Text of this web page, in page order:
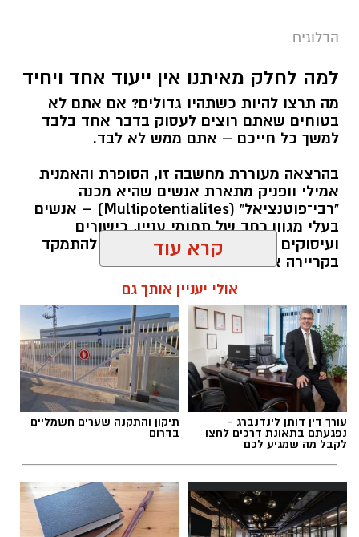
הבלוגים
למה לחלק מאיתנו אין ייעוד אחד ויחיד
מה תרצו להיות כשתהיו גדולים? אם אתם לא
בטוחים שאתם רוצים לעסוק בדבר אחד בלבד
למשך כל חייכם – אתם ממש לא לבד.
בהרצאה מעוררת מחשבה זו, הסופרת והאמנית
אמילי וופניק מתארת אנשים שהיא מכנה
"רבי־פוטנציאל" (Multipotentialites) – אנשים
בעלי מגוון רחב של תחומי עניין, כישורים
ועיסוקים שונים לאורך חייהם, במקום להתמקד
בקריירה אחת בלבד.
האם גם אתם כאלה?
אלדה נתנאל / 09:20 07.08.26
קרא עוד
אולי יעניין אותך גם
עורך דין דותן לינדנברג -
נפגעתם בתאונת דרכים לחצו
לקבל מה שמגיע לכם
תיקון והתקנה שערים חשמליים
בדרום